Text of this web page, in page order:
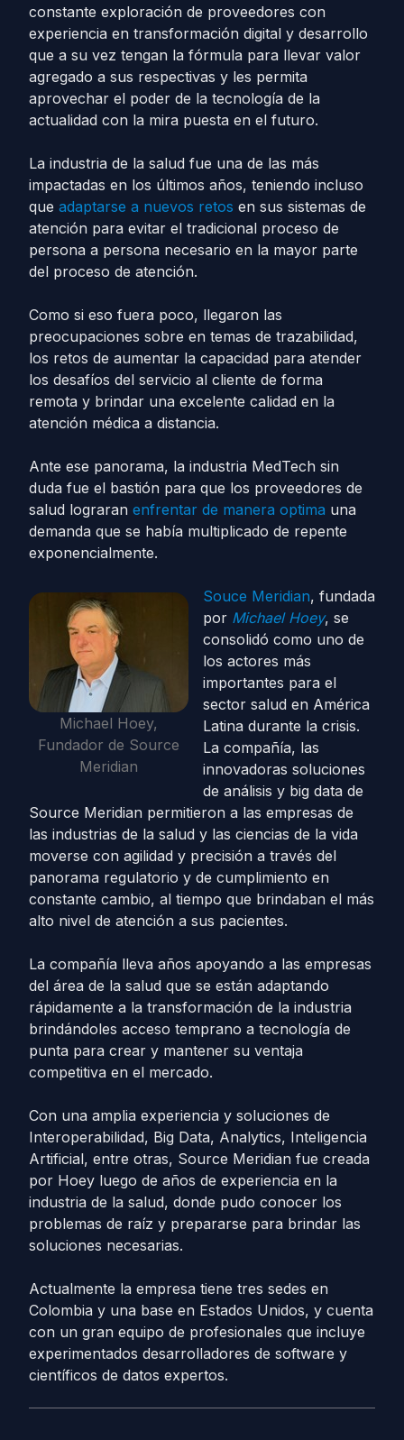
constante exploración de proveedores con
experiencia en transformación digital y desarrollo
que a su vez tengan la fórmula para llevar valor
agregado a sus respectivas y les permita
aprovechar el poder de la tecnología de la
actualidad con la mira puesta en el futuro.
La industria de la salud fue una de las más
impactadas en los últimos años, teniendo incluso
que adaptarse a nuevos retos en sus sistemas de
atención para evitar el tradicional proceso de
persona a persona necesario en la mayor parte
del proceso de atención.
Como si eso fuera poco, llegaron las
preocupaciones sobre en temas de trazabilidad,
los retos de aumentar la capacidad para atender
los desafíos del servicio al cliente de forma
remota y brindar una excelente calidad en la
atención médica a distancia.
Ante ese panorama, la industria MedTech sin
duda fue el bastión para que los proveedores de
salud lograran enfrentar de manera optima una
demanda que se había multiplicado de repente
exponencialmente.
Michael Hoey,
Fundador de Source
Meridian
Souce Meridian, fundada
por Michael Hoey, se
consolidó como uno de
los actores más
importantes para el
sector salud en América
Latina durante la crisis.
La compañía, las
innovadoras soluciones
de análisis y big data de
Source Meridian permitieron a las empresas de
las industrias de la salud y las ciencias de la vida
moverse con agilidad y precisión a través del
panorama regulatorio y de cumplimiento en
constante cambio, al tiempo que brindaban el más
alto nivel de atención a sus pacientes.
La compañía lleva años apoyando a las empresas
del área de la salud que se están adaptando
rápidamente a la transformación de la industria
brindándoles acceso temprano a tecnología de
punta para crear y mantener su ventaja
competitiva en el mercado.
Con una amplia experiencia y soluciones de
Interoperabilidad, Big Data, Analytics, Inteligencia
Artificial, entre otras, Source Meridian fue creada
por Hoey luego de años de experiencia en la
industria de la salud, donde pudo conocer los
problemas de raíz y prepararse para brindar las
soluciones necesarias.
Actualmente la empresa tiene tres sedes en
Colombia y una base en Estados Unidos, y cuenta
con un gran equipo de profesionales que incluye
experimentados desarrolladores de software y
científicos de datos expertos.